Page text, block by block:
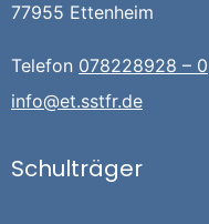
77955 Ettenheim
Telefon 078228928 – 0
info@et.sstfr.de
Schulträger